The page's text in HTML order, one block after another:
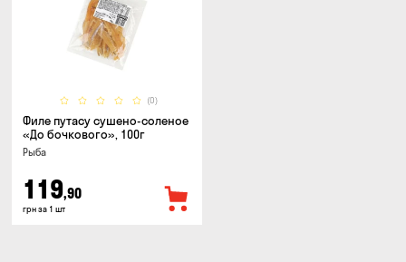
(0)
Филе путасу сушено-соленое
«До бочкового», 100г
Рыба
119,90
грн за 1 шт